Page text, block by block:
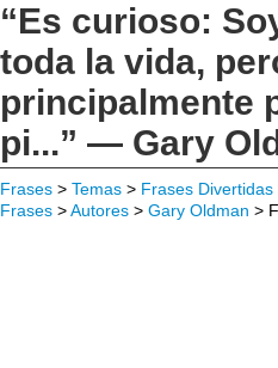
“Es curioso:
toda la vida,
principalmente
pi...” — Gary
Frases > Temas > Frases Divertidas
Frases >Autores > Gary Oldman >